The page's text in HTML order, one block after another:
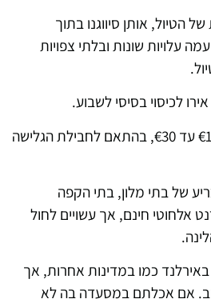
הטיול, אותן סיווגנו בתוך
עלויות שונות ובלתי צפויות
: €10 עד €30, בהתאם לחבילת הגלישה
של בתי מלון, בתי הקפה
אלחוטי חינם, אך עשויים לחול
באירלנד כמו במדינות אחרות, אך
אם אכלתם במסעדה בה לא